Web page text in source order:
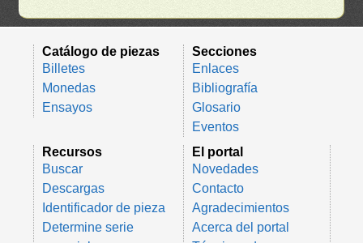
Catálogo de piezas
Billetes
Monedas
Ensayos
Secciones
Enlaces
Bibliografía
Glosario
Eventos
Recursos
Buscar
Descargas
Identificador de pieza
Determine serie
El portal
Novedades
Contacto
Agradecimientos
Acerca del portal